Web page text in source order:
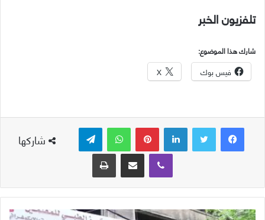
تلفزيون الخبر
شارك هذا الموضوع:
فيس بوك X
شاركها
لينكدإن بينتيريست واتساب
ڤايبر
مشاركة عبر البريد طباعة